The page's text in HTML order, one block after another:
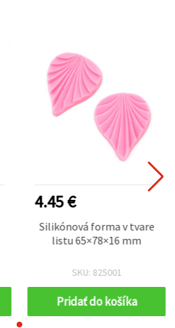
4.45 €
Silikónová forma v tvare
listu 65×78×16 mm
SKU: 825001
Pridať do košíka